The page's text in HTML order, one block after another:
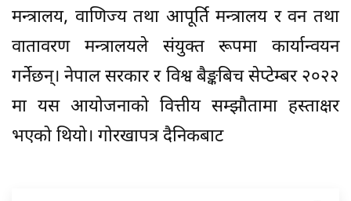
मन्त्रालय, वाणिज्य तथा आपूर्ति मन्त्रालय र वन तथा
वातावरण मन्त्रालयले संयुक्त रूपमा कार्यान्वयन
गर्नेछन्। नेपाल सरकार र विश्व बैङ्कबिच सेप्टेम्बर २०२२
मा यस आयोजनाको वित्तीय सम्झौतामा हस्ताक्षर
भएको थियो। गोरखापत्र दैनिकबाट